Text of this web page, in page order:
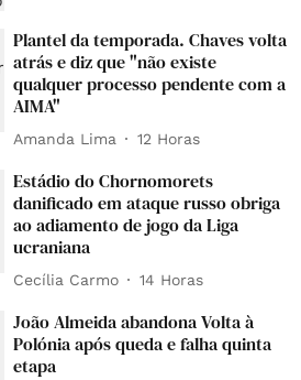
Plantel da temporada. Chaves volta
atrás e diz que "não existe
qualquer processo pendente com a
AIMA"
Amanda Lima 12 Horas
Estádio do Chornomorets
danificado em ataque russo obriga
ao adiamento de jogo da Liga
ucraniana
Cecília Carmo 14 Horas
João Almeida abandona Volta à
Polónia após queda e falha quinta
etapa